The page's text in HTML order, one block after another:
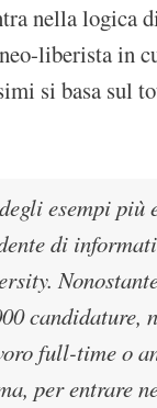
nella logica
liberista in
si basa sul
esempi più
di
candidature,
full-time o
per entrare